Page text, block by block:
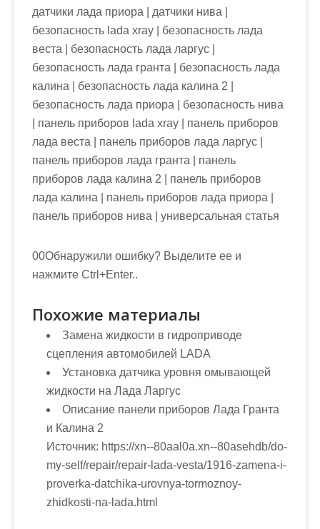
датчики лада приора | датчики нива |
безопасность lada xray | безопасность лада
веста | безопасность лада ларгус |
безопасность лада гранта | безопасность лада
калина | безопасность лада калина 2 |
безопасность лада приора | безопасность нива
| панель приборов lada xray | панель приборов
лада веста | панель приборов лада ларгус |
панель приборов лада гранта | панель
приборов лада калина 2 | панель приборов
лада калина | панель приборов лада приора |
панель приборов нива | универсальная статья
00Обнаружили ошибку? Выделите ее и
нажмите Ctrl+Enter..
Похожие материалы
Замена жидкости в гидроприводе
сцепления автомобилей LADA
Установка датчика уровня омывающей
жидкости на Лада Ларгус
Описание панели приборов Лада Гранта
и Калина 2
Источник: https://xn--80aal0a.xn--80asehdb/do-
my-self/repair/repair-lada-vesta/1916-zamena-i-
proverka-datchika-urovnya-tormoznoy-
zhidkosti-na-lada.html